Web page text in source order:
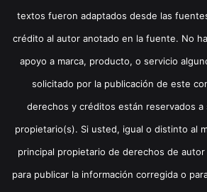
textos fueron adaptados desde las
crédito al autor anotado en la fuente. No
apoyo a marca, producto, o servicio
solicitado por la publicación de este
derechos y créditos están reservados
propietario(s). Si usted, igual o distinto al
principal propietario de derechos de
para publicar la información corregida o